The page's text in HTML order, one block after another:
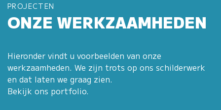
PROJECTEN
ONZE WERKZAAMHEDEN
Hieronder vindt u voorbeelden van onze
werkzaamheden. We zijn trots op ons schilderwerk
en dat laten we graag zien.
Bekijk ons portfolio.